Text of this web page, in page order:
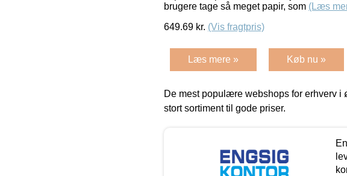
brugere tage så meget papir, som (Læs
649.69 kr. (Vis fragtpris)
Læs mere » Køb nu »
De mest populære webshops for erhverv i
stort sortiment til gode priser.